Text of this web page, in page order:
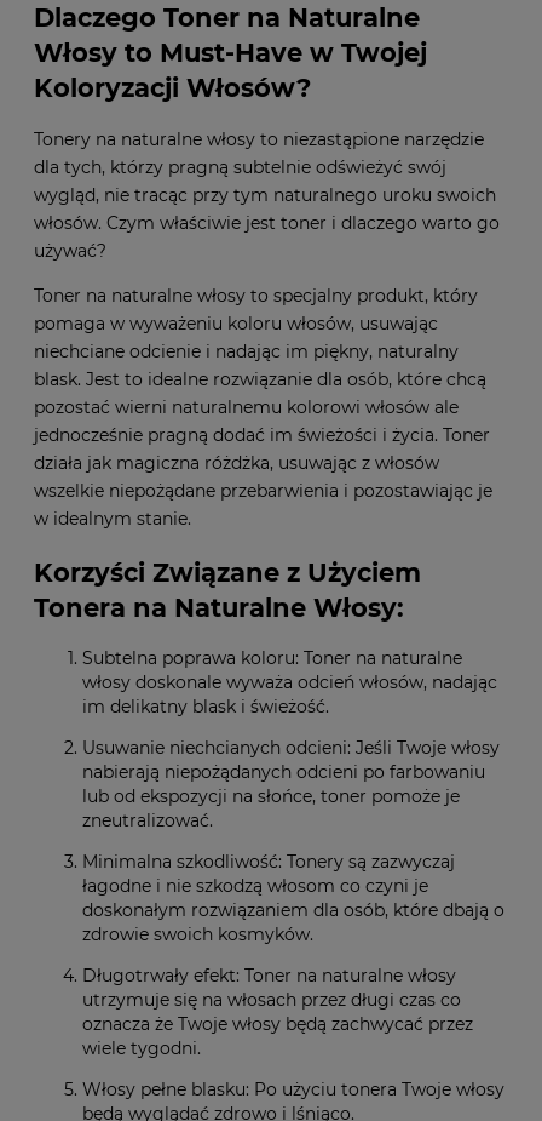
Dlaczego Toner na Naturalne
Włosy to Must-Have w Twojej
Koloryzacji Włosów?
Tonery na naturalne włosy to niezastąpione narzędzie
dla tych, którzy pragną subtelnie odświeżyć swój
wygląd, nie tracąc przy tym naturalnego uroku swoich
włosów. Czym właściwie jest toner i dlaczego warto go
używać?
Toner na naturalne włosy to specjalny produkt, który
pomaga w wyważeniu koloru włosów, usuwając
niechciane odcienie i nadając im piękny, naturalny
blask. Jest to idealne rozwiązanie dla osób, które chcą
pozostać wierni naturalnemu kolorowi włosów ale
jednocześnie pragną dodać im świeżości i życia. Toner
działa jak magiczna różdżka, usuwając z włosów
wszelkie niepożądane przebarwienia i pozostawiając je
w idealnym stanie.
Korzyści Związane z Użyciem
Tonera na Naturalne Włosy:
Subtelna poprawa koloru: Toner na naturalne
włosy doskonale wyważa odcień włosów, nadając
im delikatny blask i świeżość.
Usuwanie niechcianych odcieni: Jeśli Twoje włosy
nabierają niepożądanych odcieni po farbowaniu
lub od ekspozycji na słońce, toner pomoże je
zneutralizować.
Minimalna szkodliwość: Tonery są zazwyczaj
łagodne i nie szkodzą włosom co czyni je
doskonałym rozwiązaniem dla osób, które dbają o
zdrowie swoich kosmyków.
Długotrwały efekt: Toner na naturalne włosy
utrzymuje się na włosach przez długi czas co
oznacza że Twoje włosy będą zachwycać przez
wiele tygodni.
Włosy pełne blasku: Po użyciu tonera Twoje włosy
będą wyglądać zdrowo i lśniąco.